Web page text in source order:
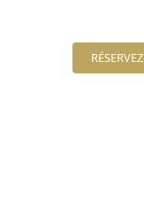
RÉSERVEZ